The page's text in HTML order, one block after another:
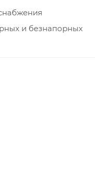
и безнапорных